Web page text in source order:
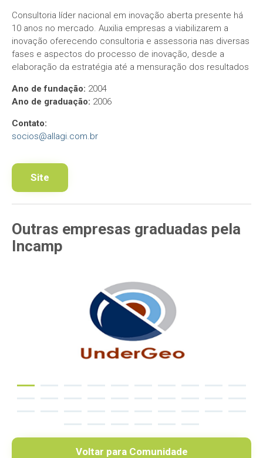
Consultoria líder nacional em inovação aberta presente há
10 anos no mercado. Auxilia empresas a viabilizarem a
inovação oferecendo consultoria e assessoria nas diversas
fases e aspectos do processo de inovação, desde a
elaboração da estratégia até a mensuração dos resultados
Ano de fundação: 2004
Ano de graduação: 2006
Contato:
socios@allagi.com.br
Site
Outras empresas graduadas pela
Incamp
Voltar para Comunidade